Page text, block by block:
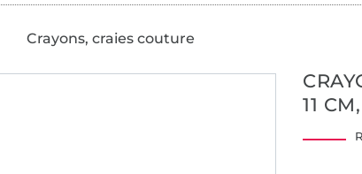
Crayons, craies couture
11